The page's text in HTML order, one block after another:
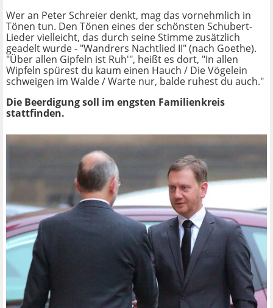
Wer an Peter Schreier denkt, mag das vornehmlich in
Tönen tun. Den Tönen eines der schönsten Schubert-
Lieder vielleicht, das durch seine Stimme zusätzlich
geadelt wurde - "Wandrers Nachtlied II" (nach Goethe).
"Über allen Gipfeln ist Ruh'", heißt es dort, "In allen
Wipfeln spürest du kaum einen Hauch / Die Vögelein
schweigen im Walde / Warte nur, balde ruhest du auch."
Die Beerdigung soll im engsten Familienkreis
stattfinden.